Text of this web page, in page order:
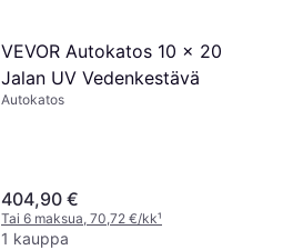
VEVOR Autokatos 10 x 20
Jalan UV Vedenkestävä
Autokatos
404,90 €
Tai 6 maksua, 70,72 €/kk¹
1 kauppa